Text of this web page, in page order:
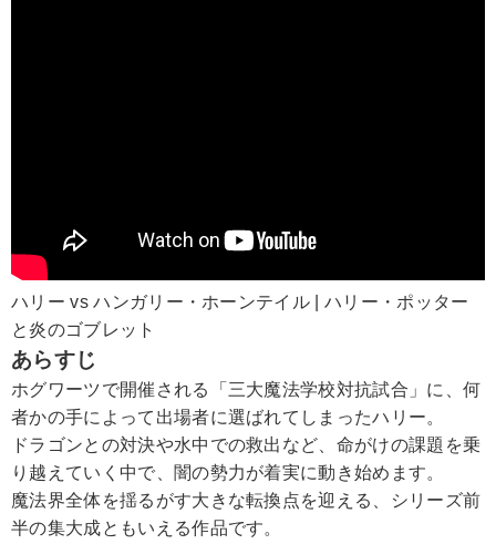
ハリー vs ハンガリー・ホーンテイル | ハリー・ポッター
と炎のゴブレット
あらすじ
ホグワーツで開催される「三大魔法学校対抗試合」に、何
者かの手によって出場者に選ばれてしまったハリー。
ドラゴンとの対決や水中での救出など、命がけの課題を乗
り越えていく中で、闇の勢力が着実に動き始めます。
魔法界全体を揺るがす大きな転換点を迎える、シリーズ前
半の集大成ともいえる作品です。